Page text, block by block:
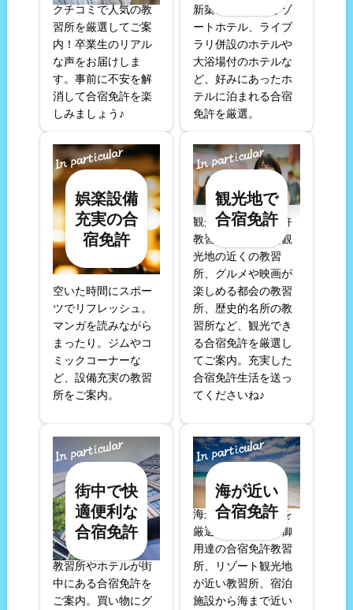
クチコミで人気の教
習所を厳選してご案
内！卒業生のリアル
な声をお届けしま
す。事前に不安を解
消して合宿免許を楽
しみましょう♪
新築のホテルやリゾ
ートホテル、ライブ
ラリ併設のホテルや
大浴場付のホテルな
ど、好みにあったホ
テルに泊まれる合宿
免許を厳選。
娯楽設備
充実の合
宿免許
空いた時間にスポー
ツでリフレッシュ。
マンガを読みながら
まったり。ジムやコ
ミックコーナーな
ど、設備充実の教習
所をご案内。
観光地で
合宿免許
観光できる合宿免許
教習所一覧！有名観
光地の近くの教習
所、グルメや映画が
楽しめる都会の教習
所、歴史的名所の教
習所など、観光でき
る合宿免許を厳選し
てご案内。充実した
合宿免許生活を送っ
てくださいね♪
街中で快
適便利な
合宿免許
教習所やホテルが街
中にある合宿免許を
ご案内。買い物にグ
海が近い
合宿免許
海が近い合宿免許を
厳選。サーファー御
用達の合宿免許教習
所、リゾート観光地
が近い教習所、宿泊
施設から海まで近い